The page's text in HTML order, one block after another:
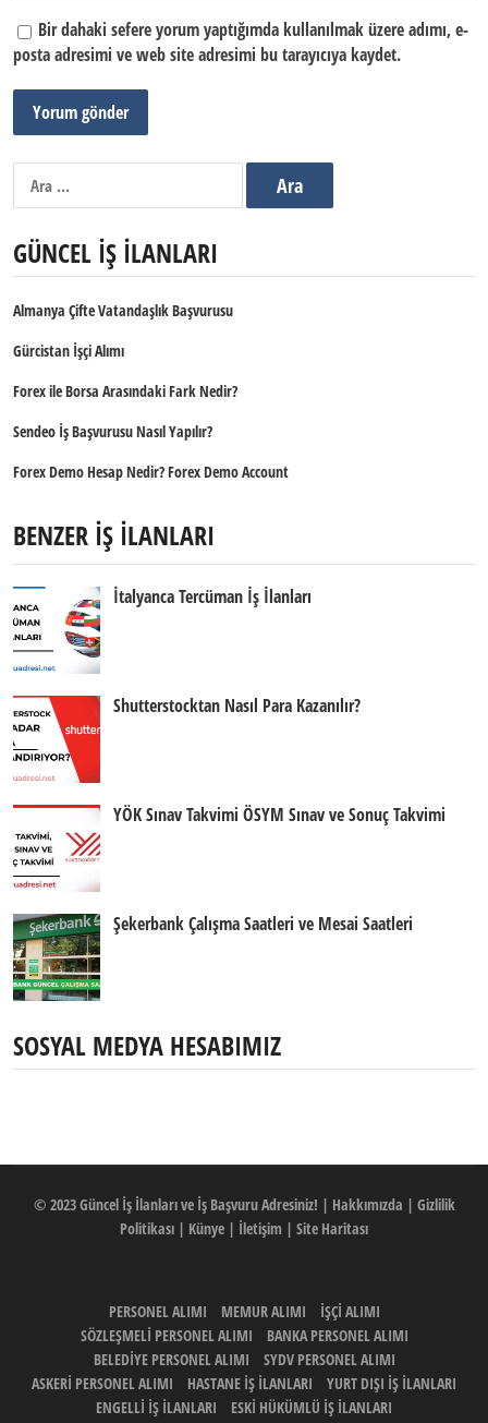
Bir dahaki sefere yorum yaptığımda kullanılmak üzere adımı, e-
posta adresimi ve web site adresimi bu tarayıcıya kaydet.
GÜNCEL İŞ İLANLARI
Almanya Çifte Vatandaşlık Başvurusu
Gürcistan İşçi Alımı
Forex ile Borsa Arasındaki Fark Nedir?
Sendeo İş Başvurusu Nasıl Yapılır?
Forex Demo Hesap Nedir? Forex Demo Account
BENZER İŞ İLANLARI
İtalyanca Tercüman İş İlanları
Shutterstocktan Nasıl Para Kazanılır?
YÖK Sınav Takvimi ÖSYM Sınav ve Sonuç Takvimi
Şekerbank Çalışma Saatleri ve Mesai Saatleri
SOSYAL MEDYA HESABIMIZ
© 2023Güncel İş İlanları ve İş Başvuru Adresiniz! | Hakkımızda | Gizlilik
Politikası | Künye | İletişim | Site Haritası
PERSONEL ALIMI MEMUR ALIMI
İŞÇİ ALIMI
SÖZLEŞMELİ PERSONEL ALIMI
BANKA PERSONEL ALIMI
BELEDİYE PERSONEL ALIMI
SYDV PERSONEL ALIMI
ASKERİ PERSONEL ALIMI
HASTANE İŞ İLANLARI
YURT DIŞI İŞ İLANLARI
ENGELLİ İŞ İLANLARI
ESKİ HÜKÜMLÜ İŞ İLANLARI